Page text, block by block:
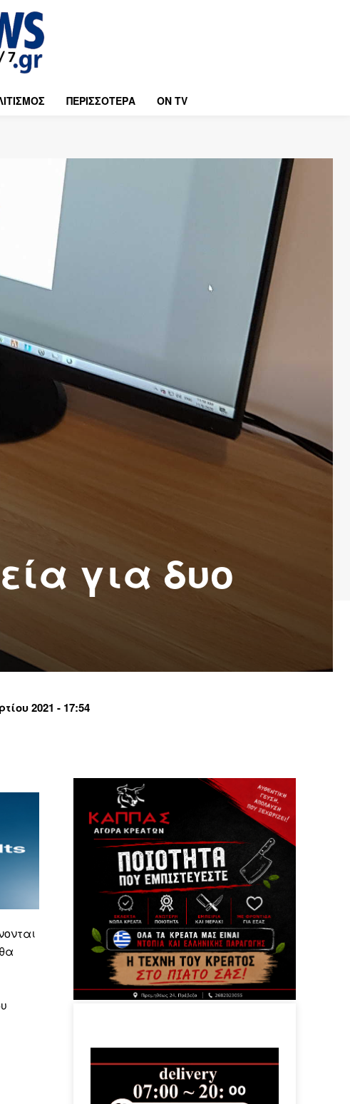
ΠΕΡΙΣΣΟΤΕΡΑ ON TV
για δυο
2021 - 17:54